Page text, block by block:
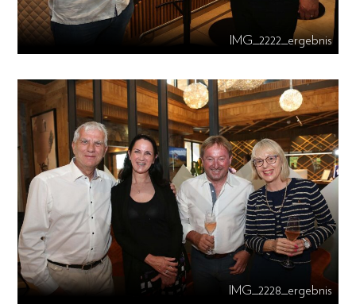
IMG_2222_ergebnis
IMG_2228_ergebnis